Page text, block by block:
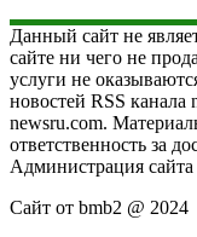
Данный сайт не
сайте ни чего не
услуги не
новостей RSS канала
newsru.com.
ответственность за
Администрация сайта
Сайт от bmb2 @ 2024